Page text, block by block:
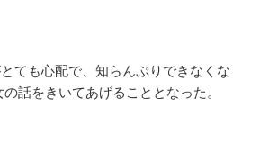
ても心配で、知らんぷりできなくな
話をきいてあげることとなった。